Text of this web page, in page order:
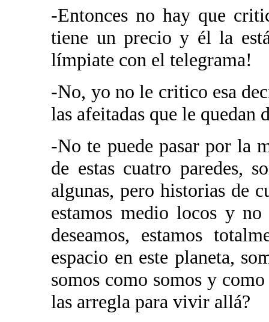
-Entonces no hay que
tiene un precio y él la
límpiate con el telegrama!
-No, yo no le critico esa
las afeitadas que le quedan
-No te puede pasar por la
de estas cuatro paredes,
algunas, pero historias de
estamos medio locos y
deseamos, estamos
espacio en este planeta,
somos como somos y
las arregla para vivir allá?